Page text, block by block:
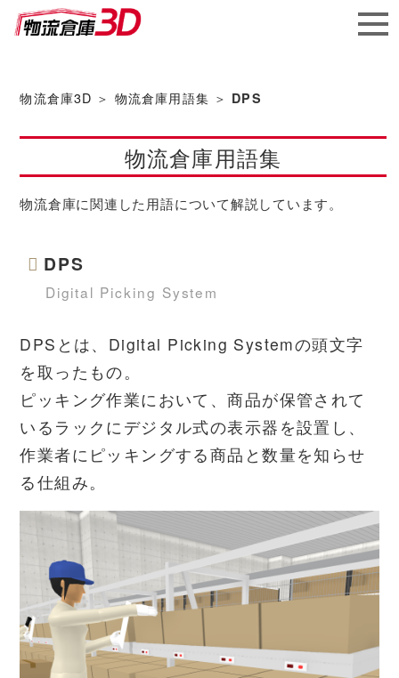
ソフ
ト株
式会社
物流倉庫3D ＞ 物流倉庫用語集 ＞ DPS
物流倉庫用語集
物流倉庫に関連した用語について解説しています。
DPS
Digital Picking System
DPSとは、Digital Picking Systemの頭文字
を取ったもの。
ピッキング作業において、商品が保管されて
いるラックにデジタル式の表示器を設置し、
作業者にピッキングする商品と数量を知らせ
る仕組み。